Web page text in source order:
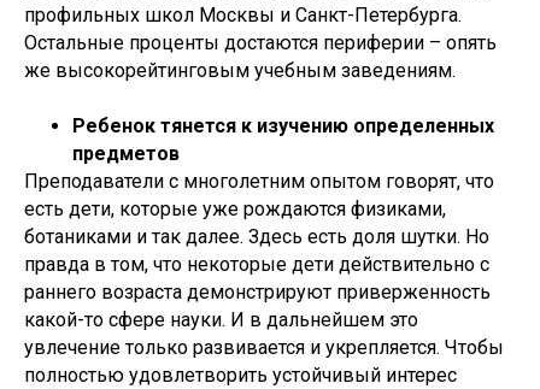
профильных школ Москвы и Санкт-Петербурга.
Остальные проценты достаются периферии – опять
же высокорейтинговым учебным заведениям.
Ребенок тянется к изучению определенных
предметов
Преподаватели с многолетним опытом говорят, что
есть дети, которые уже рождаются физиками,
ботаниками и так далее. Здесь есть доля шутки. Но
правда в том, что некоторые дети действительно с
раннего возраста демонстрируют приверженность
какой-то сфере науки. И в дальнейшем это
увлечение только развивается и укрепляется. Чтобы
полностью удовлетворить устойчивый интерес